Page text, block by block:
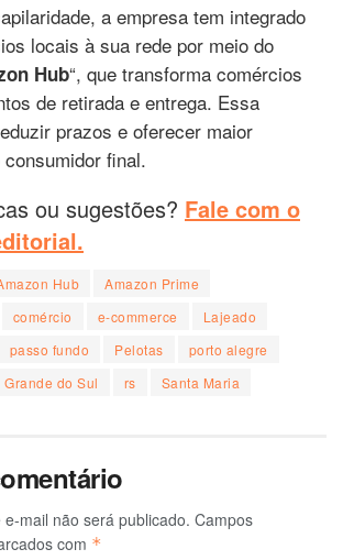
a empresa tem integrado
locais à sua rede por meio do
Hub“, que transforma comércios
de retirada e entrega. Essa
prazos e oferecer maior
final.
ou sugestões? Fale com o
Hub
Amazon Prime
comércio e-commerce
Lajeado
passo fundo Pelotas
porto alegre
Grande do Sul rs Santa Maria
mail não será publicado. Campos
com *